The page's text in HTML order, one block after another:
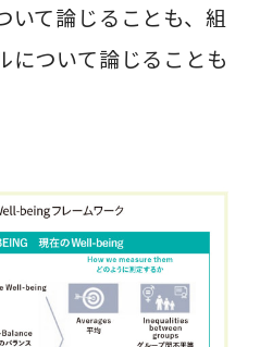
いて論じることも、組
について論じることも